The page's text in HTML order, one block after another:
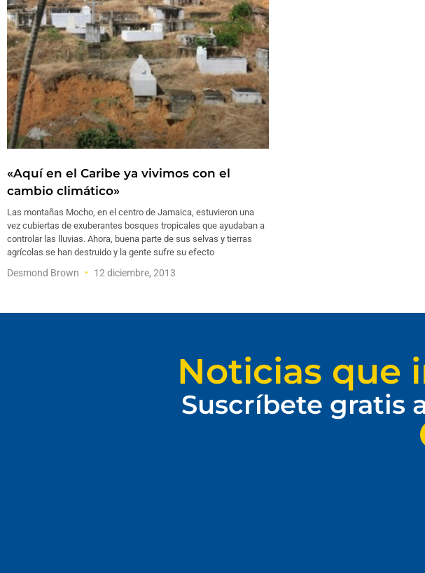
«Aquí en el Caribe ya vivimos con el
cambio climático»
Las montañas Mocho, en el centro de Jamaica, estuvieron una
vez cubiertas de exuberantes bosques tropicales que ayudaban a
controlar las lluvias. Ahora, buena parte de sus selvas y tierras
agrícolas se han destruido y la gente sufre su efecto
Desmond Brown 12 diciembre, 2013
Noticias que
Suscríbete gratis